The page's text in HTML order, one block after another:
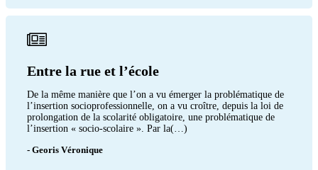
Entre la rue et l’école
De la même manière que l’on a vu émerger la problématique de
l’insertion socioprofessionnelle, on a vu croître, depuis la loi de
prolongation de la scolarité obligatoire, une problématique de
l’insertion « socio-scolaire ». Par la(…)
- Georis Véronique